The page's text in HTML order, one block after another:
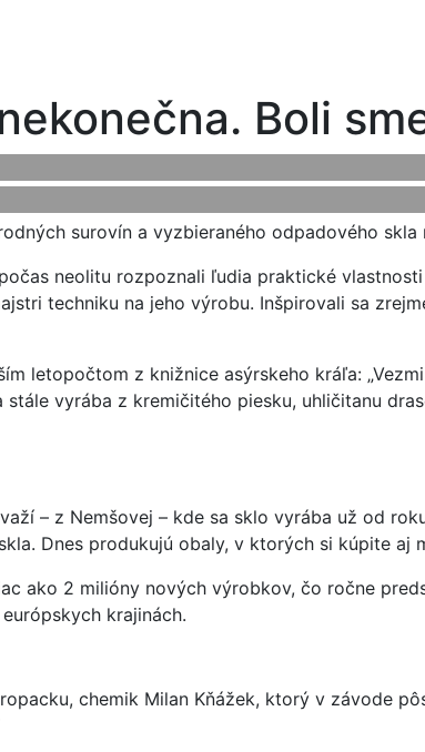
Boli
surovín a vyzbieraného odpadového
neolitu rozpoznali ľudia praktické
techniku na jeho výrobu. Inšpirovali sa
letopočtom z knižnice asýrskeho kráľa:
vyrába z kremičitého piesku, uhličitanu
– z Nemšovej – kde sa sklo vyrába už od
Dnes produkujú obaly, v ktorých si kúpite aj
ako 2 milióny nových výrobkov, čo ročne
krajinách.
chemik Milan Kňážek, ktorý v závode